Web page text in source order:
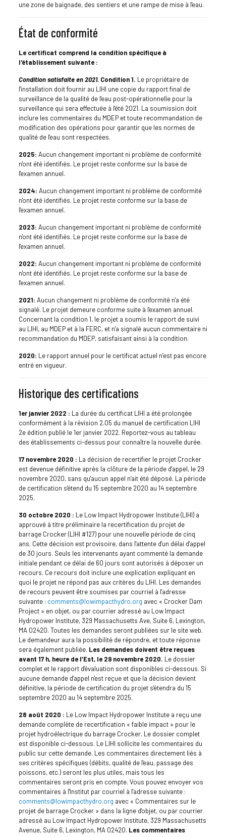
une zone de baignade, des sentiers et une rampe de mise à l'eau.
État de conformité
Le certificat comprend la condition spécifique à
l'établissement suivante :
Condition satisfaite en 2021.Condition 1. Le propriétaire de
l'installation doit fournir au LIHI une copie du rapport final de
surveillance de la qualité de l'eau post-opérationnelle pour la
surveillance qui sera effectuée à l'été 2021. La soumission doit
inclure les commentaires du MDEP et toute recommandation de
modification des opérations pour garantir que les normes de
qualité de l'eau sont respectées.
2025: Aucun changement important ni problème de conformité
n'ont été identifiés. Le projet reste conforme sur la base de
l'examen annuel.
2024: Aucun changement important ni problème de conformité
n'ont été identifiés. Le projet reste conforme sur la base de
l'examen annuel.
2023: Aucun changement important ni problème de conformité
n'ont été identifiés. Le projet reste conforme sur la base de
l'examen annuel.
2022: Aucun changement important ni problème de conformité
n'ont été identifiés. Le projet reste conforme sur la base de
l'examen annuel.
2021: Aucun changement ni problème de conformité n'a été
signalé. Le projet demeure conforme suite à l'examen annuel.
Concernant la condition 1, le projet a soumis le rapport de suivi
au LIHI, au MDEP et à la FERC, et n'a signalé aucun commentaire ni
recommandation du MDEP, satisfaisant ainsi à la condition.
2020: Le rapport annuel pour le certificat actuel n’est pas encore
entré en vigueur.
Historique des certifications
1er janvier 2022 : La durée du certificat LIHI a été prolongée
conformément à la révision 2.05 du manuel de certification LIHI
2e édition publié le 1er janvier 2022. Reportez-vous au tableau
des établissements ci-dessus pour connaître la nouvelle durée.
17 novembre 2020 : La décision de recertifier le projet Crocker
est devenue définitive après la clôture de la période d'appel, le 29
novembre 2020, sans qu'aucun appel n'ait été déposé. La période
de certification s'étend du 15 septembre 2020 au 14 septembre
2025.
30 octobre 2020 : Le Low Impact Hydropower Institute (LIHI) a
approuvé à titre préliminaire la recertification du projet de
barrage Crocker (LIHI #127) pour une nouvelle période de cinq
ans. Cette décision est provisoire, dans l'attente d'un délai d'appel
de 30 jours. Seuls les intervenants ayant commenté la demande
initiale pendant ce délai de 60 jours sont autorisés à déposer un
recours. Ce recours doit inclure une explication expliquant en
quoi le projet ne répond pas aux critères du LIHI. Les demandes
de recours peuvent être soumises par courriel à l'adresse
suivante : comments@lowimpacthydro.org avec « Crocker Dam
Project » en objet, ou par courrier adressé au Low Impact
Hydropower Institute, 329 Massachusetts Ave, Suite 6, Lexington,
MA 02420. Toutes les demandes seront publiées sur le site web.
Le demandeur aura la possibilité de répondre, et toute réponse
sera également publiée. Les demandes doivent être reçues
avant 17 h, heure de l’Est, le 29 novembre 2020. Le dossier
complet et le rapport d'évaluation sont disponibles ci-dessous. Si
aucune demande d'appel n'est reçue et que la décision devient
définitive, la période de certification du projet s'étendra du 15
septembre 2020 au 14 septembre 2025.
28 août 2020 : Le Low Impact Hydropower Institute a reçu une
demande complète de recertification « faible impact » pour le
projet hydroélectrique du barrage Crocker. Le dossier complet
est disponible ci-dessous. Le LIHI sollicite les commentaires du
public sur cette demande. Les commentaires directement liés à
ses critères spécifiques (débits, qualité de l'eau, passage des
poissons, etc.) seront les plus utiles, mais tous les
commentaires seront pris en compte. Vous pouvez envoyer vos
commentaires à l'Institut par courriel à l'adresse suivante :
comments@lowimpacthydro.org avec « Commentaires sur le
projet de barrage Crocker » dans la ligne d'objet, ou par courrier
adressé au Low Impact Hydropower Institute, 329 Massachusetts
Avenue, Suite 6, Lexington, MA 02420. Les commentaires